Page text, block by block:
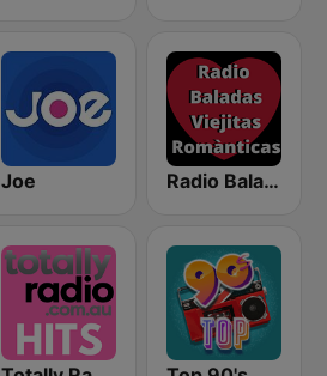
Joe Radio Baladas Viejitas Románticas